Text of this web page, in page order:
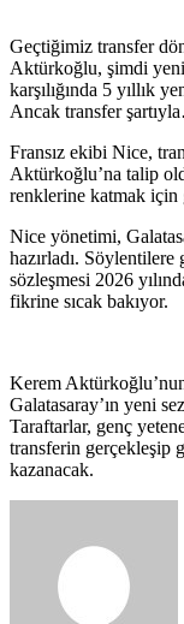
Geçtiğimiz transfer
Aktürkoğlu, şimdi
karşılığında 5 yıllık
Ancak transfer
Fransız ekibi Nice,
Aktürkoğlu’na talip
renklerine katmak için
Nice yönetimi,
hazırladı.
sözleşmesi 2026
fikrine sıcak bakıyor.
Kerem
Galatasaray’ın yeni
Taraftarlar, genç
transferin gerçekleşip
kazanacak.